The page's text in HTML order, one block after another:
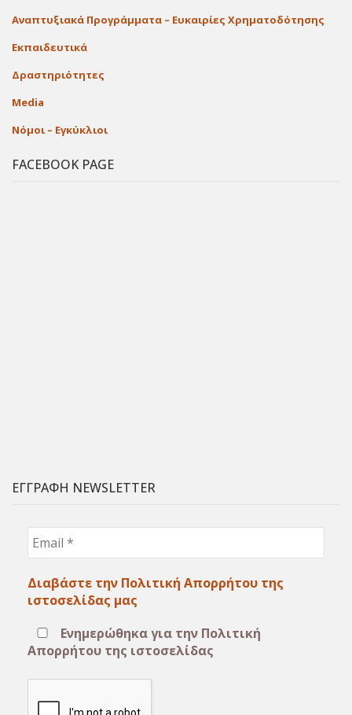
Αναπτυξιακά Προγράμματα – Ευκαιρίες Χρηματοδότησης
Εκπαιδευτικά
Δραστηριότητες
Media
Νόμοι – Εγκύκλιοι
FACEBOOK PAGE
ΕΓΓΡΑΦΗ NEWSLETTER
Διαβάστε την Πολιτική Απορρήτου της
ιστοσελίδας μας
Ενημερώθηκα για την Πολιτική
Απορρήτου της ιστοσελίδας